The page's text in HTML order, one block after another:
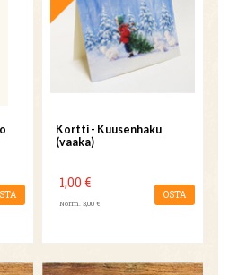
Kortti - Kuusenhaku
(vaaka)
1,00 €
Norm. 3,00 €
OSTA